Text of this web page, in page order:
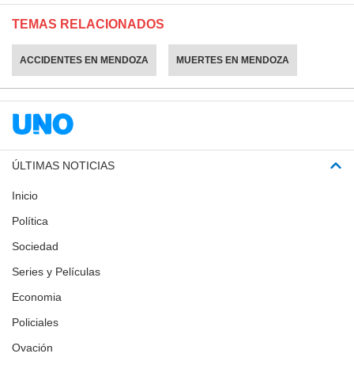
TEMAS RELACIONADOS
ACCIDENTES EN MENDOZA MUERTES EN MENDOZA
ÚLTIMAS NOTICIAS
Inicio
Política
Sociedad
Series y Películas
Economia
Policiales
Ovación